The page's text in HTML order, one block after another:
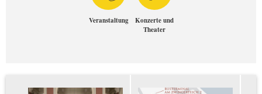
Veranstaltung
Konzerte und
Theater